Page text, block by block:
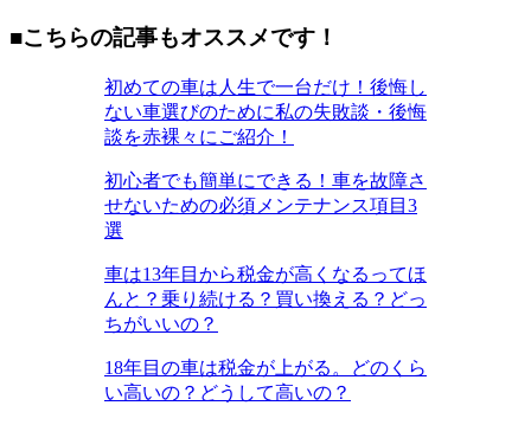
■こちらの記事もオススメです！
初めての車は人生で一台だけ！後悔し
ない車選びのために私の失敗談・後悔
談を赤裸々にご紹介！
初心者でも簡単にできる！車を故障さ
せないための必須メンテナンス項目3
選
車は13年目から税金が高くなるってほ
んと？乗り続ける？買い換える？どっ
ちがいいの？
18年目の車は税金が上がる。どのくら
い高いの？どうして高いの？